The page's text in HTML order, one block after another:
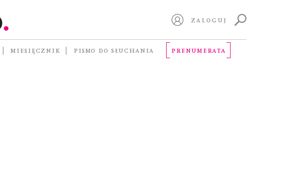
ZALOGUJ
MIESIĘCZNIK PISMO DO SŁUCHANIA PRENUMERATA